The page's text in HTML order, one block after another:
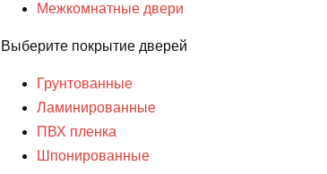
Межкомнатные двери
Выберите покрытие дверей
Грунтованные
Ламинированные
ПВХ пленка
Шпонированные